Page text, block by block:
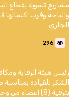
مشاريع تنموية بقطاع
والباحة وقُرب اكتمالها
الجاري
296
رئيس هيئة الرقابة
الشكر للقيادة بمناسبة
بترقية (8) أعضاء